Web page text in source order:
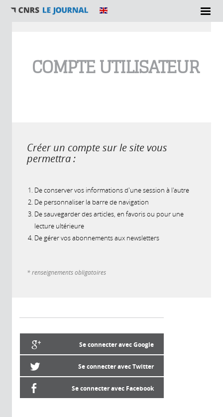
COMPTE UTILISATEUR
Créer un compte sur le site vous
permettra :
De conserver vos informations d'une session à l'autre
De personnaliser la barre de navigation
De sauvegarder des articles, en favoris ou pour une
lecture ultérieure
De gérer vos abonnements aux newsletters
* renseignements obligatoires
Se connecter avec Google
Se connecter avec Twitter
Se connecter avec Facebook